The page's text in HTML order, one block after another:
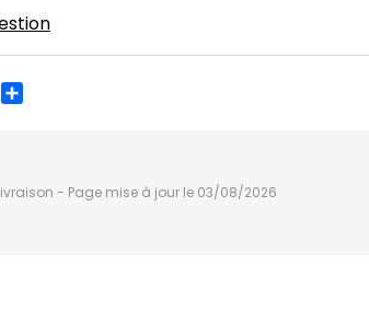
Facebook
- Page mise à jour le 03/08/2026